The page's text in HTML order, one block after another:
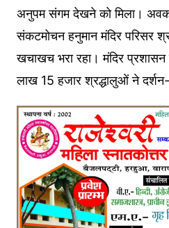
अनुपम संगम देखने को मिला।
संकटमोचन हनुमान मंदिर परिसर
खचाखच भरा रहा। मंदिर
लाख 15 हजार श्रद्धालुओं ने